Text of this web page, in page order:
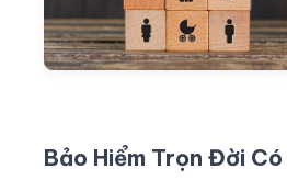
Bảo Hiểm Trọn Đời